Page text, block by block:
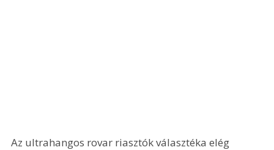
Az ultrahangos rovar riasztók választéka elég